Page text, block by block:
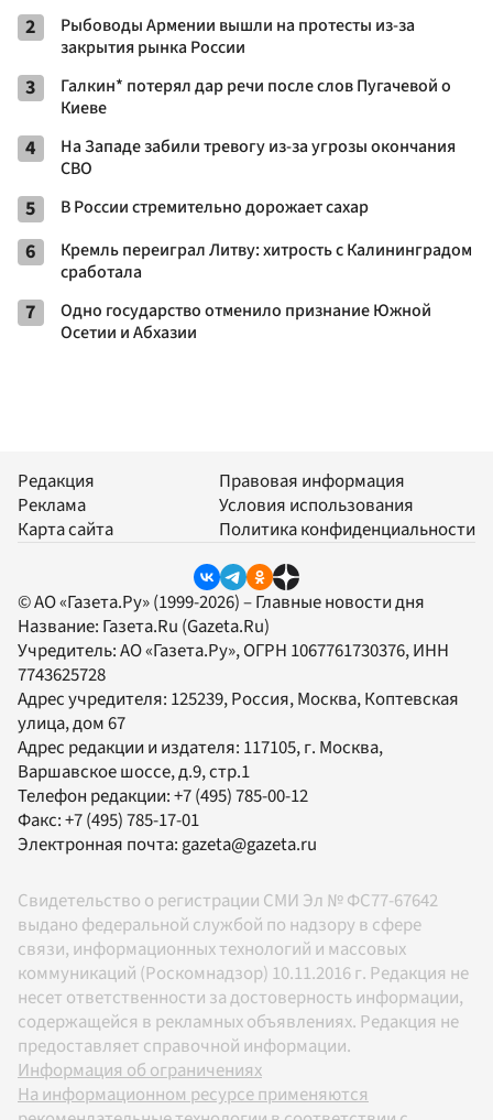
2
Рыбоводы Армении вышли на протесты из-за
закрытия рынка России
3
Галкин* потерял дар речи после слов Пугачевой о
Киеве
4
На Западе забили тревогу из-за угрозы окончания
СВО
5 В России стремительно дорожает сахар
6
Кремль переиграл Литву: хитрость с Калининградом
сработала
7
Одно государство отменило признание Южной
Осетии и Абхазии
Редакция
Реклама
Карта сайта
Правовая информация
Условия использования
Политика конфиденциальности
© АО «Газета.Ру» (1999-2026) – Главные новости дня
Название: Газета.Ru (Gazeta.Ru)
Учредитель:АО «Газета.Ру», ОГРН 1067761730376, ИНН
7743625728
Адрес учредителя: 125239, Россия, Москва, Коптевская
улица, дом 67
Адрес редакции и издателя: 117105, г. Москва,
Варшавское шоссе, д.9, стр.1
Телефон редакции:+7 (495) 785-00-12
Факс:+7 (495) 785-17-01
Электронная почта:gazeta@gazeta.ru
Свидетельство о регистрации СМИ Эл № ФС77-67642
выдано федеральной службой по надзору в сфере
связи, информационных технологий и массовых
коммуникаций (Роскомнадзор) 10.11.2016 г. Редакция не
несет ответственности за достоверность информации,
содержащейся в рекламных объявлениях. Редакция не
предоставляет справочной информации.
Информация об ограничениях
На информационном ресурсе применяются